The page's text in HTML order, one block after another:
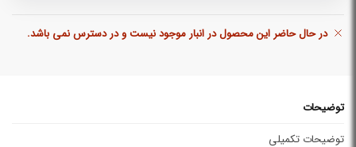
در حال حاضر این محصول در انبار موجود نیست و در دسترس نمی باشد.
توضیحات
توضیحات تکمیلی